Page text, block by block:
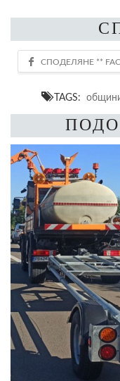
TAGS: